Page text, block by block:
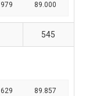
979 89.000
545
629 89.857